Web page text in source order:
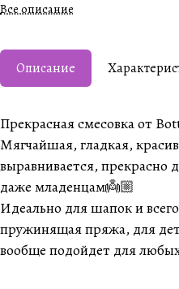
Все описание
Описание
Прекрасная смесовка от
Мягчайшая, гладкая,
выравнивается, прекрасно
даже младенцам👼🏼
Идеально для шапок и
пружинящая пряжа, для
вообще подойдет для любых